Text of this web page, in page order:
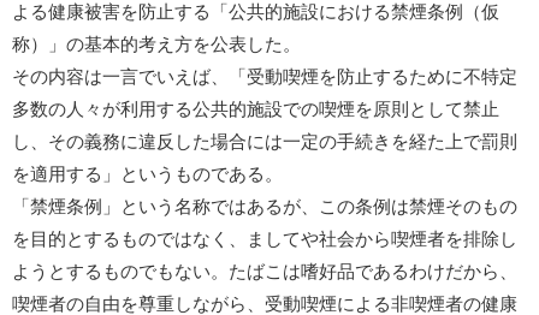
よる健康被害を防止する「公共的施設における禁煙条例（仮
称）」の基本的考え方を公表した。
その内容は一言でいえば、「受動喫煙を防止するために不特定
多数の人々が利用する公共的施設での喫煙を原則として禁止
し、その義務に違反した場合には一定の手続きを経た上で罰則
を適用する」というものである。
「禁煙条例」という名称ではあるが、この条例は禁煙そのもの
を目的とするものではなく、ましてや社会から喫煙者を排除し
ようとするものでもない。たばこは嗜好品であるわけだから、
喫煙者の自由を尊重しながら、受動喫煙による非喫煙者の健康